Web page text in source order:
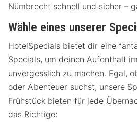
Nümbrecht schnell und sicher –
Wähle eines unserer
HotelSpecials bietet dir eine
Specials, um deinen Aufenthalt
unvergesslich zu machen. Egal,
oder Abenteuer suchst, unsere
Frühstück bieten für jede
das Richtige: